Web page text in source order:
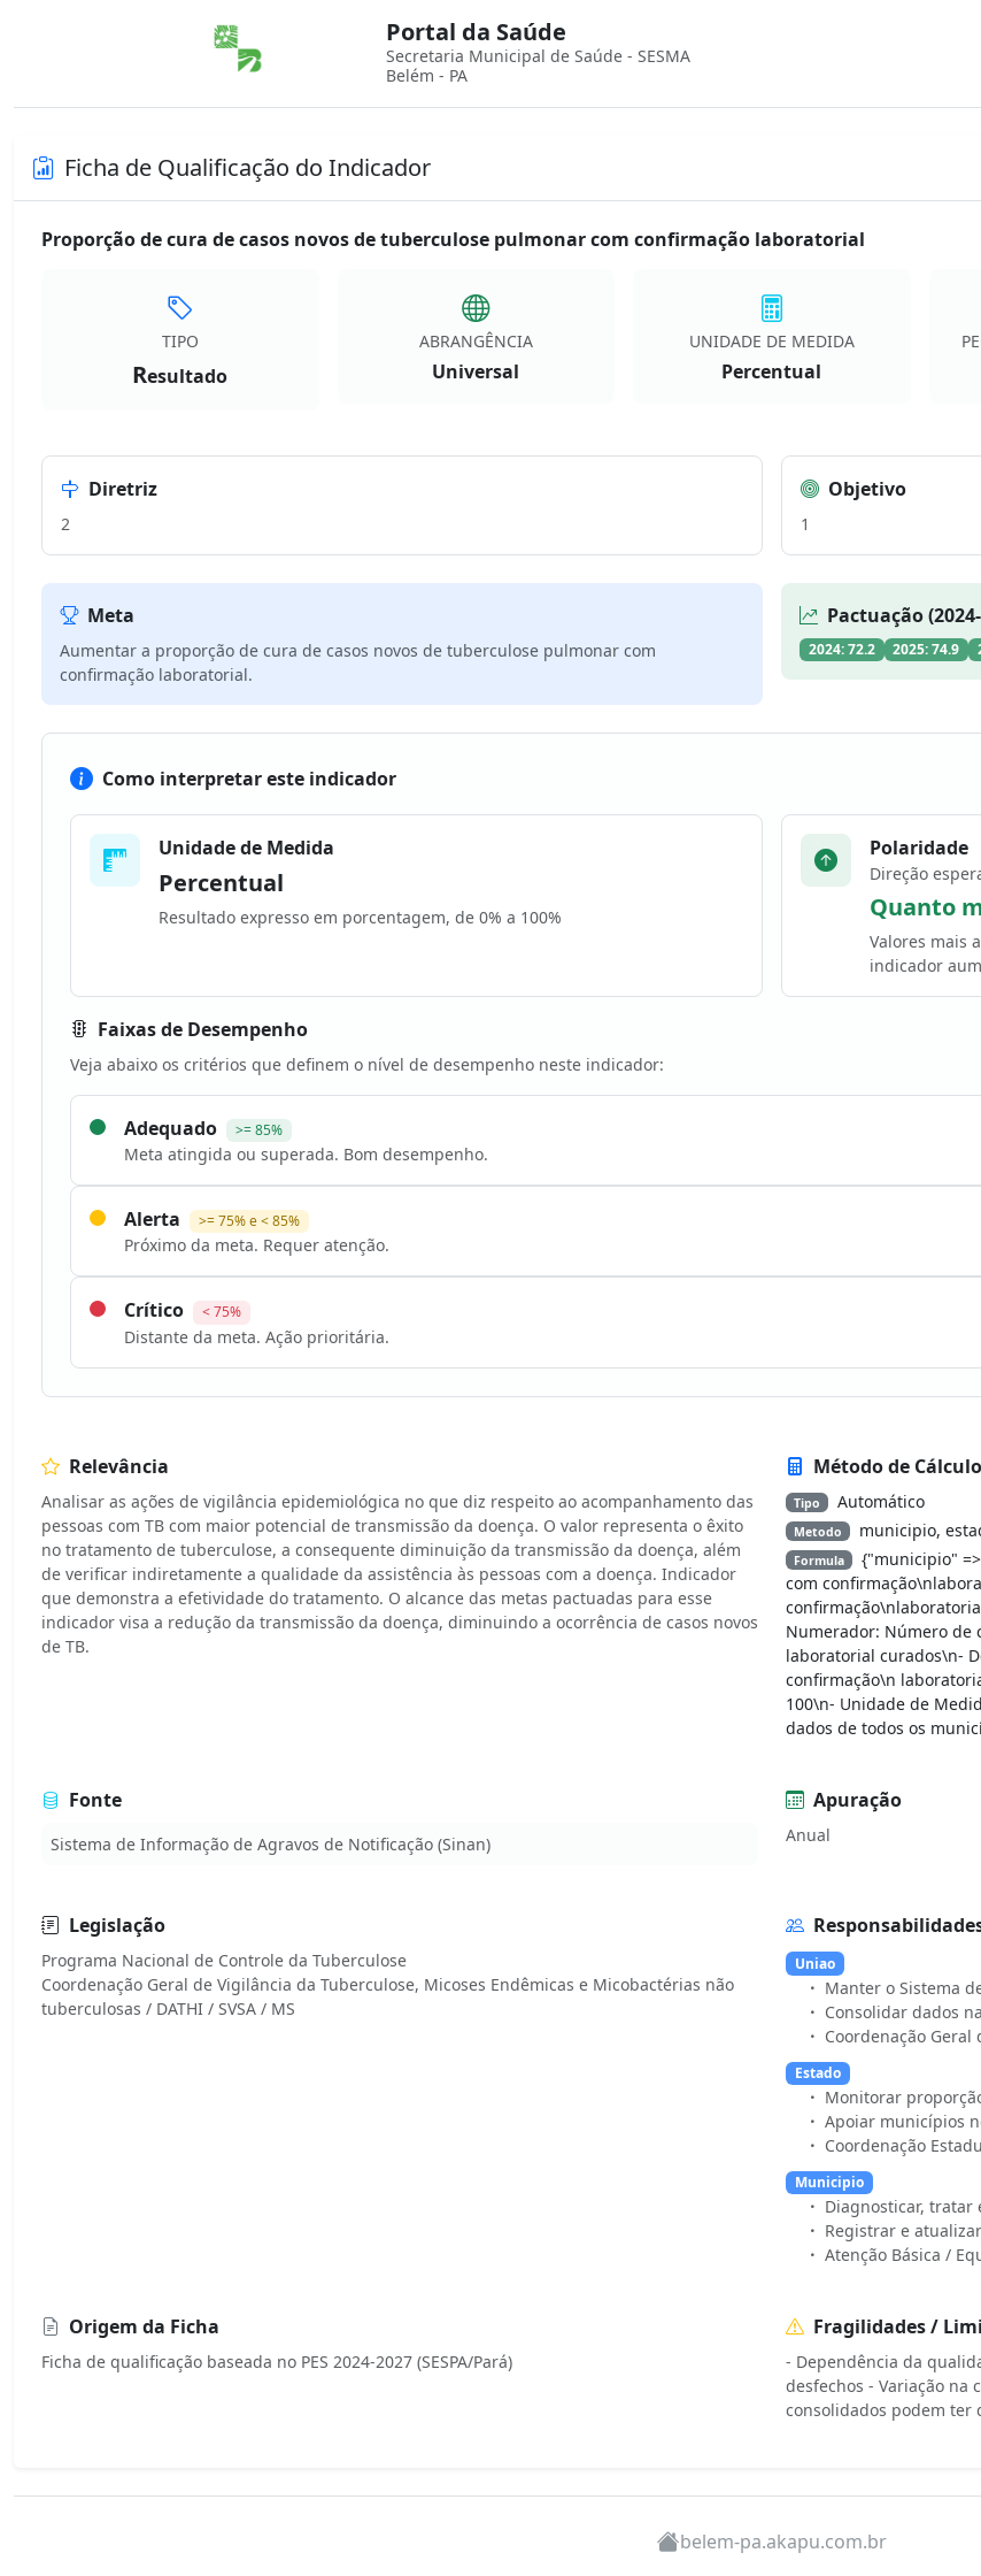
Portal da Saúde
Secretaria Municipal de Saúde - SESMA
Belém - PA
Ficha de Qualificação do Indicador
Proporção de cura de casos novos de tuberculose pulmonar com confirmação laboratorial
TIPO
Resultado
ABRANGÊNCIA
Universal
UNIDADE DE MEDIDA
Percentual
Diretriz
2
Objetivo
1
Meta
Aumentar a proporção de cura de casos novos de tuberculose pulmonar com
confirmação laboratorial.
Pactuação
2024: 72.2 2025: 74.9
Como interpretar este indicador
Unidade de Medida
Percentual
Resultado expresso em porcentagem, de 0% a 100%
Polaridade
Direção
Quanto
Valores mais
indicador
Faixas de Desempenho
Veja abaixo os critérios que definem o nível de desempenho neste indicador:
Adequado >= 85%
Meta atingida ou superada. Bom desempenho.
Alerta >= 75% e < 85%
Próximo da meta. Requer atenção.
Crítico < 75%
Distante da meta. Ação prioritária.
Relevância
Analisar as ações de vigilância epidemiológica no que diz respeito ao acompanhamento das
pessoas com TB com maior potencial de transmissão da doença. O valor representa o êxito
no tratamento de tuberculose, a consequente diminuição da transmissão da doença, além
de verificar indiretamente a qualidade da assistência às pessoas com a doença. Indicador
que demonstra a efetividade do tratamento. O alcance das metas pactuadas para esse
indicador visa a redução da transmissão da doença, diminuindo a ocorrência de casos novos
de TB.
Método de Cálculo
Tipo Automático
Metodo municipio,
Formula
{"municipio"
com
Numerador: Número de
laboratorial curados\n-
confirmação\n
100\n- Unidade de
dados de todos os
Fonte
Sistema de Informação de Agravos de Notificação (Sinan)
Apuração
Anual
Legislação
Programa Nacional de Controle da Tuberculose
Coordenação Geral de Vigilância da Tuberculose, Micoses Endêmicas e Micobactérias não
Uniao
Manter o Sistema
Consolidar dados
Coordenação Geral
Estado
Monitorar
Apoiar municípios
Coordenação
Municipio
Diagnosticar, tratar
Registrar e
Atenção Básica /
Origem da Ficha
Ficha de qualificação baseada no PES 2024-2027 (SESPA/Pará)
Fragilidades /
- Dependência da
desfechos - Variação na
consolidados podem ter
belem-pa.akapu.com.br